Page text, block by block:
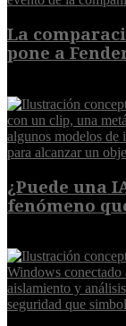
La
pone a
¿Puede una
fenómeno